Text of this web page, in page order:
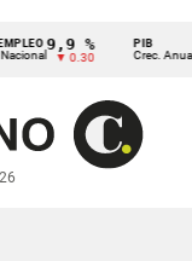
9,9 %
▼ 0.30
PIB
Crec. Anual
2,8
▲